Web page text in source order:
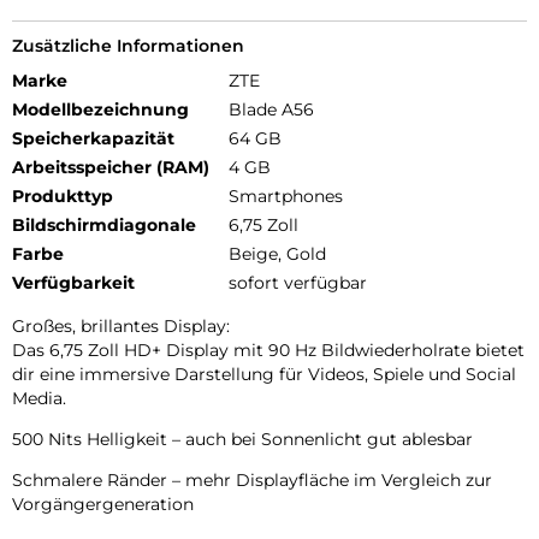
Zusätzliche Informationen
Marke
ZTE
Modellbezeichnung
Blade A56
Speicherkapazität
64 GB
Arbeitsspeicher (RAM)
4 GB
Produkttyp
Smartphones
Bildschirmdiagonale
6,75 Zoll
Farbe
Beige, Gold
Verfügbarkeit
sofort verfügbar
Großes, brillantes Display:
Das 6,75 Zoll HD+ Display mit 90 Hz Bildwiederholrate bietet
dir eine immersive Darstellung für Videos, Spiele und Social
Media.
500 Nits Helligkeit – auch bei Sonnenlicht gut ablesbar
Schmalere Ränder – mehr Displayfläche im Vergleich zur
Vorgängergeneration